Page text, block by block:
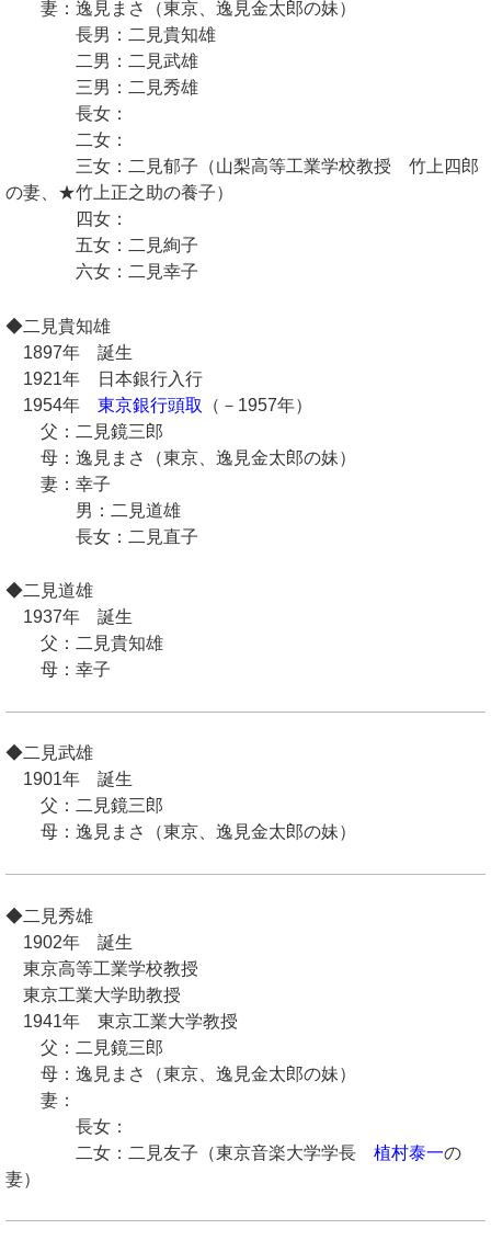
妻：逸見まさ（東京、逸見金太郎の妹）
長男：二見貴知雄
二男：二見武雄
三男：二見秀雄
長女：
二女：
三女：二見郁子（山梨高等工業学校教授 竹上四郎
の妻、★竹上正之助の養子）
四女：
五女：二見絢子
六女：二見幸子
◆二見貴知雄
1897年 誕生
1921年 日本銀行入行
1954年 東京銀行頭取
（－1957年）
父：二見鏡三郎
母：逸見まさ（東京、逸見金太郎の妹）
妻：幸子
男：二見道雄
長女：二見直子
◆二見道雄
1937年 誕生
父：二見貴知雄
母：幸子
◆二見武雄
1901年 誕生
父：二見鏡三郎
母：逸見まさ（東京、逸見金太郎の妹）
◆二見秀雄
1902年 誕生
東京高等工業学校教授
東京工業大学助教授
1941年 東京工業大学教授
父：二見鏡三郎
母：逸見まさ（東京、逸見金太郎の妹）
妻：
長女：
二女：二見友子（東京音楽大学学長 植村泰一の
妻）